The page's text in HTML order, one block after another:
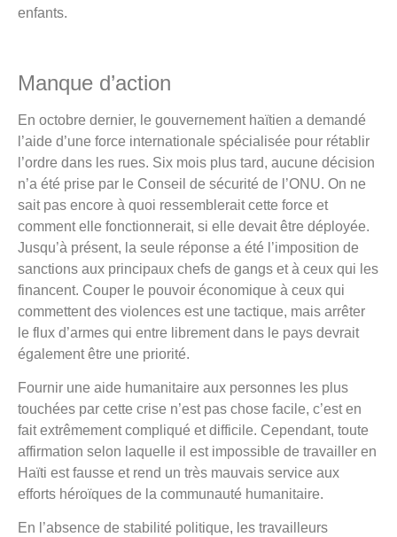
enfants.
Manque d’action
En octobre dernier, le gouvernement haïtien a demandé
l’aide d’une force internationale spécialisée pour rétablir
l’ordre dans les rues. Six mois plus tard, aucune décision
n’a été prise par le Conseil de sécurité de l’ONU. On ne
sait pas encore à quoi ressemblerait cette force et
comment elle fonctionnerait, si elle devait être déployée.
Jusqu’à présent, la seule réponse a été l’imposition de
sanctions aux principaux chefs de gangs et à ceux qui les
financent. Couper le pouvoir économique à ceux qui
commettent des violences est une tactique, mais arrêter
le flux d’armes qui entre librement dans le pays devrait
également être une priorité.
Fournir une aide humanitaire aux personnes les plus
touchées par cette crise n’est pas chose facile, c’est en
fait extrêmement compliqué et difficile. Cependant, toute
affirmation selon laquelle il est impossible de travailler en
Haïti est fausse et rend un très mauvais service aux
efforts héroïques de la communauté humanitaire.
En l’absence de stabilité politique, les travailleurs